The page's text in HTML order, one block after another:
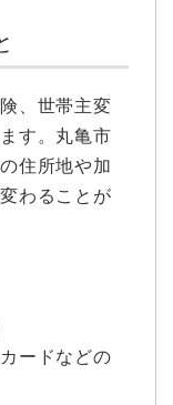
、世帯主変
す。丸亀市
住所地や加
わることが
ードなどの